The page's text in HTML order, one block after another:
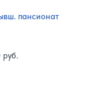
пансионат
руб.